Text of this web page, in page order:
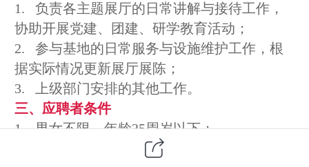
1. 负责各主题展厅的日常讲解与接待工作 ，
协助开展党建、 团建、研学教育活动；
2. 参与基地的日常服务与设施维护工作，根
据实际情况更新展厅展陈 ；
3.
上级部门安排的其他工作。
三、应聘者条件
1.男女不限，年龄35周岁以下；
政治立场坚定，思想品德优良，深刻理解